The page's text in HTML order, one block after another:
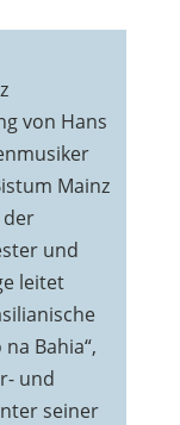
von Hans
Mainz
und
leitet
Bahia“,
und
seiner